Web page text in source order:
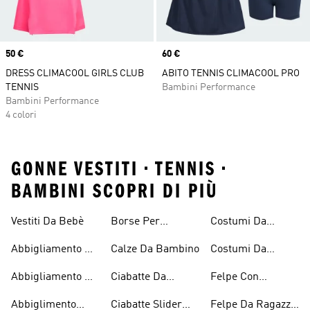
Price
50 €
DRESS CLIMACOOL GIRLS CLUB
TENNIS
Bambini Performance
4 colori
Price
60 €
ABITO TENNIS CLIMACOOL PRO
Bambini Performance
GONNE VESTITI • TENNIS •
BAMBINI SCOPRI DI PIÙ
Vestiti Da Bebè
Abbigliamento Da
Ragazze
Abbigliamento Da
Ragazzi
Abbiglimento
Borse Per
Calze Da Bambino
Ciabatte Da
Ciabatte Slider
Bambini
Costumi Da
Bambine E
Ragazze
Costumi Da
Ragazzo
Felpe Con
Bambini
Felpe Da Ragazza